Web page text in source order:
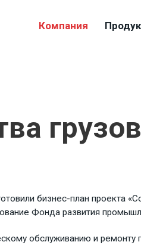
Компания
бизнес-план проекта
Фонда развития
обслуживанию и ремонту